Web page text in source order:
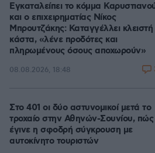
Εγκαταλείπει το κόμμα
και ο επιχειρηματίας Νίκος
Μπρουτζάκης: Καταγγέλλει κλειστή
κάστα, «λένε προδότες και
πληρωμένους όσους αποχωρούν»
08.08.2026, 18:48
Στο 401 οι δύο αστυνομικοί μετά το
τροχαίο στην Αθηνών-Σουνίου, πώς
έγινε η σφοδρή σύγκρουση με
αυτοκίνητο τουριστών